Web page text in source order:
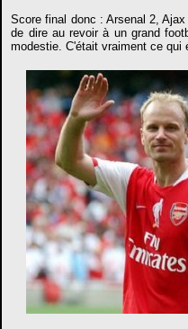
Score final donc : Arsenal 2,
de dire au revoir à un grand
modestie. C'était vraiment ce qui